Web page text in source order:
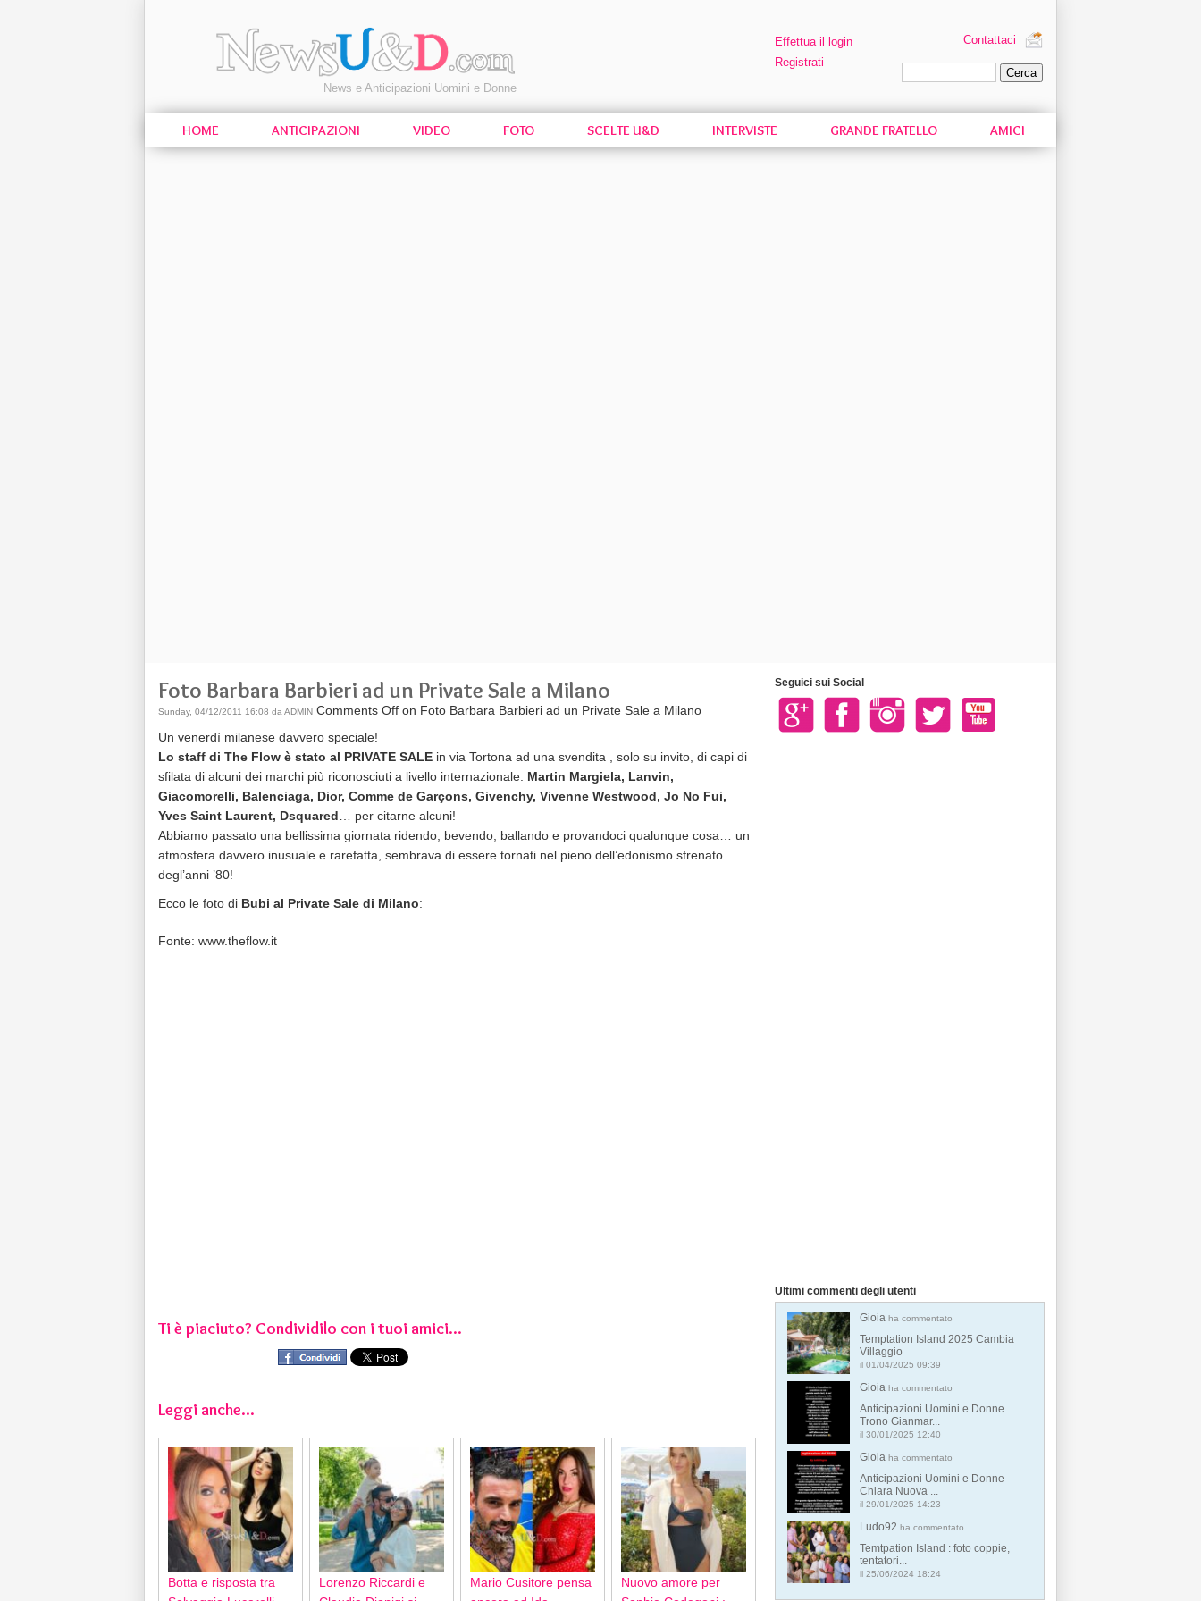
News e Anticipazioni Uomini e Donne
Effettua il login
Registrati
Contattaci
HOME ANTICIPAZIONI VIDEO FOTO SCELTE U&D INTERVISTE GRANDE FRATELLO AMICI
Foto Barbara Barbieri ad un Private Sale a Milano
Sunday, 04/12/2011 16:08 da ADMIN Comments Off on Foto Barbara Barbieri ad un Private Sale a Milano
Un venerdì milanese davvero speciale!
Lo staff di The Flow è stato al PRIVATE SALE in via Tortona ad una svendita , solo su invito, di capi di
sfilata di alcuni dei marchi più riconosciuti a livello internazionale: Martin Margiela, Lanvin,
Giacomorelli, Balenciaga, Dior, Comme de Garçons, Givenchy, Vivenne Westwood, Jo No Fui,
Yves Saint Laurent, Dsquared … per citarne alcuni!
Abbiamo passato una bellissima giornata ridendo, bevendo, ballando e provandoci qualunque cosa… un
atmosfera davvero inusuale e rarefatta, sembrava di essere tornati nel pieno dell’edonismo sfrenato
degl’anni ’80!
Ecco le foto di Bubi al Private Sale di Milano:
Fonte: www.theflow.it
Ti è piaciuto? Condividilo con i tuoi amici...
Leggi anche...
Botta e risposta tra
Lorenzo Riccardi e
Mario Cusitore pensa
Nuovo amore per
Seguici sui Social
Ultimi commenti degli utenti
Gioia ha commentato
Temptation Island 2025 Cambia
Villaggio
il 01/04/2025 09:39
Gioia ha commentato
Anticipazioni Uomini e Donne
Trono Gianmar...
il 30/01/2025 12:40
Gioia ha commentato
Anticipazioni Uomini e Donne
Chiara Nuova ...
il 29/01/2025 14:23
Ludo92 ha commentato
Temtpation Island : foto coppie,
tentatori...
il 25/06/2024 18:24